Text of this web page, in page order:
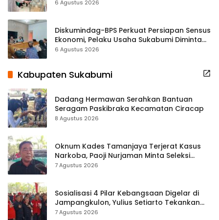
6 Agustus 2026
Diskumindag-BPS Perkuat Persiapan Sensus
Ekonomi, Pelaku Usaha Sukabumi Diminta
Terbuka Beri Data
6 Agustus 2026
Kabupaten Sukabumi
Dadang Hermawan Serahkan Bantuan
Seragam Paskibraka Kecamatan Ciracap
8 Agustus 2026
Oknum Kades Tamanjaya Terjerat Kasus
Narkoba, Paoji Nurjaman Minta Seleksi
Calon Kades Diperketat
7 Agustus 2026
Sosialisasi 4 Pilar Kebangsaan Digelar di
Jampangkulon, Yulius Setiarto Tekankan
Pentingnya Persatuan
7 Agustus 2026